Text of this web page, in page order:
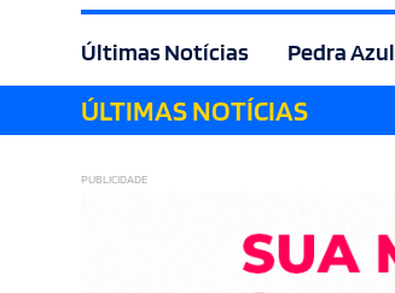
Últimas Notícias Pedra Azul
Agricultura
ÚLTIMAS NOTÍCIAS
PUBLICIDADE